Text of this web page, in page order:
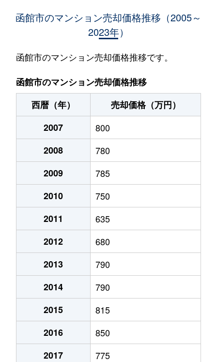
2,400万円 五稜郭
五稜郭町
520万円 五稜郭
末広町
230万円 十字街
末広町
240万円 十字街
千代台町
3,100万円
千代台町
2,400万円
富岡町
1,700万円
富岡町
590万円
1,700万円
深堀町
1,400万円
深堀町
480万円
船見町
2,000万円
弁天町
780万円
1,200万円
750万円
函館市のマンション売却価格推移（2005～
2023年）
函館市のマンション売却価格推移です。
函館市のマンション売却価格推移
西暦（年）
売却価格（万円）
2007
800
2008
780
2009
785
2010
750
2011
635
2012
680
2013
790
2014
790
2015
815
2016
850
2017
775